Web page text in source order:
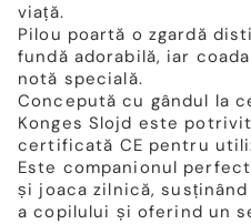
viață.
Pilou poartă o zgardă
fundă adorabilă, iar
notă specială.
Concepută cu gândul la
Konges Slojd este
certificată CE pentru
Este companionul
și joaca zilnică,
a copilului și oferind un